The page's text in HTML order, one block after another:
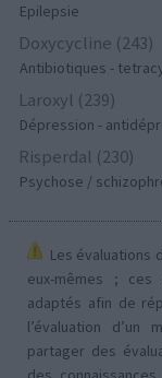
Epilepsie
Doxycycline (243)
Antibiotiques -
Laroxyl (239)
Dépression -
Risperdal (230)
Psychose /
Les évaluations
eux-mêmes ; ces
adaptés afin de
l’évaluation d’un
partager des